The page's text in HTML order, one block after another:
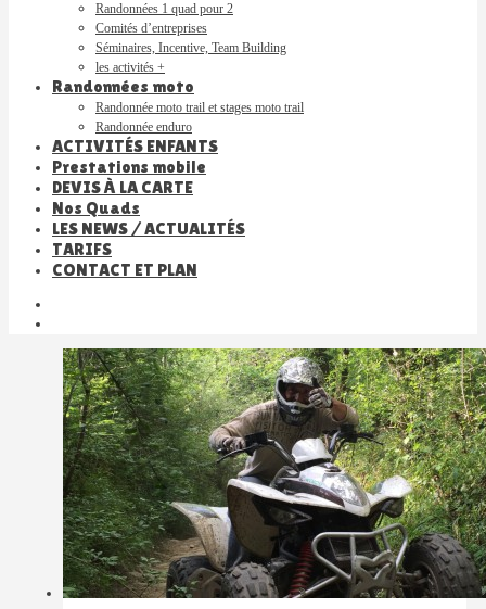
Randonnées 1 quad pour 2
Comités d’entreprises
Séminaires, Incentive, Team Building
les activités +
Randonnées moto
Randonnée moto trail et stages moto trail
Randonnée enduro
ACTIVITÉS ENFANTS
Prestations mobile
DEVIS À LA CARTE
Nos Quads
LES NEWS / ACTUALITÉS
TARIFS
CONTACT ET PLAN